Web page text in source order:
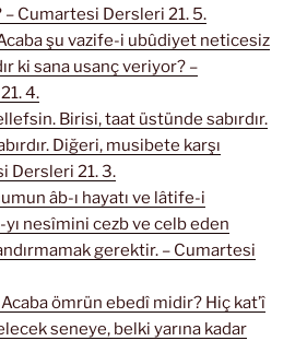
Cumartesi Dersleri 21. 5.
şu vazife-i ubûdiyet neticesiz
ki sana usanç veriyor? –
4.
Birisi, taat üstünde sabırdır.
Diğeri, musibete karşı
Dersleri 21. 3.
âb-ı hayatı ve lâtife-i
nesîmini cezb ve celb eden
gerektir. – Cumartesi
ömrün ebedî midir? Hiç kat’î
seneye, belki yarına kadar